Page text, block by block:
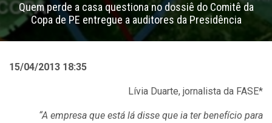
Quem perde a casa questiona no dossiê do Comitê da
Copa de PE entregue a auditores da Presidência
15/04/2013 18:35
Lívia Duarte, jornalista da FASE*
“A empresa que está lá disse que ia ter benefício para